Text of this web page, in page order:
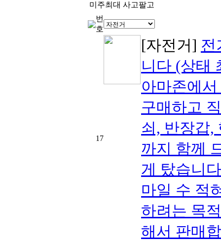
미주최대 사고팔고
번
호
17
[자전거] 전
니다 (상태
아마존에
구매하고
쇠, 반장갑,
까지 함께
게 탔습니
마일 수 적
하려는 목
해서 판매